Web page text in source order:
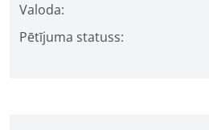
Valoda:
Pētījuma statuss: